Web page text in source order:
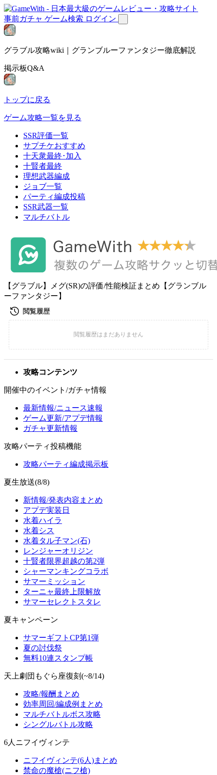
事前ガチャ ゲーム検索 ログイン
グラブル攻略wiki｜グランブルーファンタジー徹底解説
掲示板Q&A
トップに戻る
ゲーム攻略一覧を見る
SSR評価一覧
サプチケおすすめ
十天衆最終･加入
十賢者最終
理想武器編成
ジョブ一覧
パーティ編成投稿
SSR武器一覧
マルチバトル
【グラブル】メグ(SR)の評価/性能検証まとめ【グランブル
ーファンタジー】
攻略コンテンツ
開催中のイベント/ガチャ情報
最新情報/ニュース速報
ゲーム更新/アプデ情報
ガチャ更新情報
攻略パーティ投稿機能
攻略パーティ編成掲示板
夏生放送(8/8)
新情報/発表内容まとめ
アプデ実装日
水着ハイラ
水着シス
水着タル子マン(石)
レンジャーオリジン
十賢者限界超越の第2弾
シャーマンキングコラボ
サマーミッション
ターニャ最終上限解放
サマーセレクトスタレ
夏キャンペーン
サマーギフトCP第1弾
夏の討伐祭
無料10連スタンプ帳
天上劇団もぐら座復刻(~8/14)
攻略/報酬まとめ
効率周回/編成例まとめ
マルチバトルボス攻略
シングルバトル攻略
6人ニフイヴィンテ
ニフイヴィンテ(6人)まとめ
禁命の魔槍(ニフ槍)